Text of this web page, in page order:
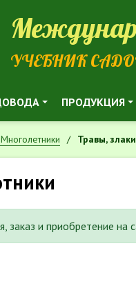
УЧЕБНИК
ПРОДУКЦИЯ
Многолетники Травы,
заказ и приобретение на